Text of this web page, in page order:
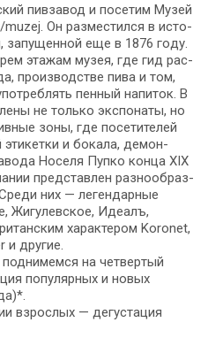
пивзавод и по­се­тим Музей
Он раз­ме­стил­ся в ис­то­
запущенной еще в 1876 го­ду.
эта­жам му­зея, где гид рас­
про­из­вод­стве пи­ва и том,
пен­ный на­пи­ток. В
не толь­ко экс­по­на­ты, но
зоны, где по­се­ти­те­лей
этикетки и бокала, де­мон­
Носеля Пупко кон­ца XIX
пред­став­лен раз­но­об­раз­
них — легендарные
Жигулевское, Идеалъ,
характером Koronet,
дру­гие.
на чет­вер­тый
популярных и но­вых
взрос­лых — дегустация